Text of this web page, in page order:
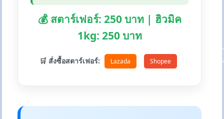
💰 สตาร์เฟอร์: 250 บาท | ฮิวมิค
1kg: 250 บาท
🛒 สั่งซื้อสตาร์เฟอร์: Lazada Shopee